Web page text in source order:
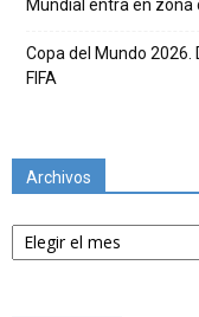
Mundial entra en zona
Copa del Mundo 2026.
FIFA
Archivos
Archivos